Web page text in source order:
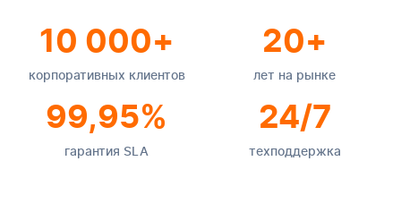
10 000+
корпоративных клиентов
20+
лет на рынке
99,95%
гарантия SLA
24/7
техподдержка